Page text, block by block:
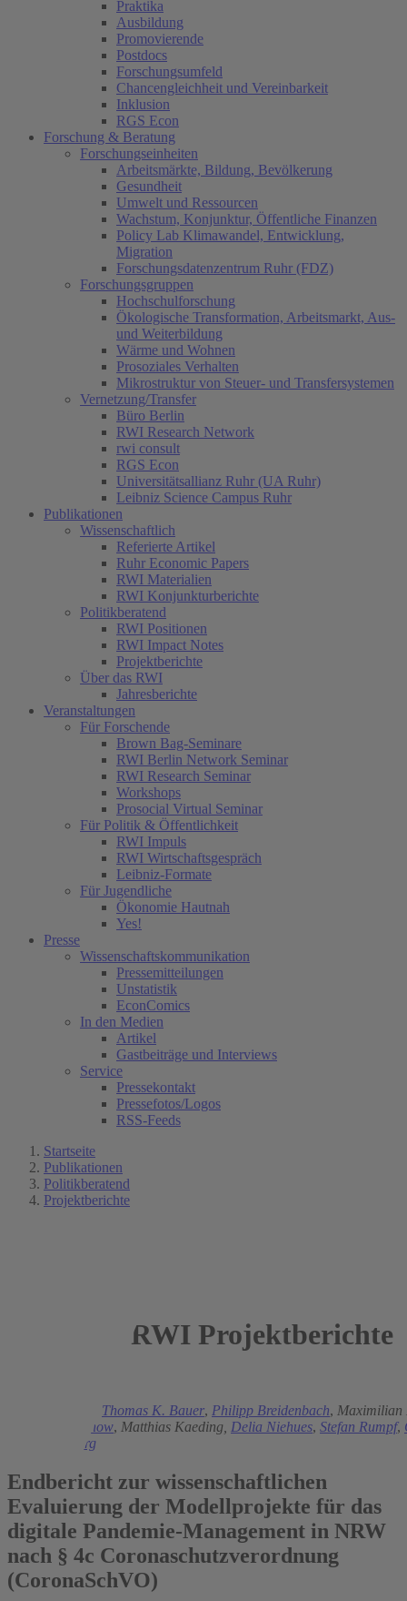
Praktika
Ausbildung
Promovierende
Postdocs
Forschungsumfeld
Chancengleichheit und Vereinbarkeit
Inklusion
RGS Econ
Forschung & Beratung
Forschungseinheiten
Arbeitsmärkte, Bildung, Bevölkerung
Gesundheit
Umwelt und Ressourcen
Wachstum, Konjunktur, Öffentliche Finanzen
Policy Lab Klimawandel, Entwicklung,
Migration
Forschungsdatenzentrum Ruhr (FDZ)
Forschungsgruppen
Hochschulforschung
Ökologische Transformation, Arbeitsmarkt, Aus-
und Weiterbildung
Wärme und Wohnen
Prosoziales Verhalten
Mikrostruktur von Steuer- und Transfersystemen
Vernetzung/Transfer
Büro Berlin
RWI Research Network
rwi consult
RGS Econ
Universitätsallianz Ruhr (UA Ruhr)
Leibniz Science Campus Ruhr
Publikationen
Wissenschaftlich
Referierte Artikel
Ruhr Economic Papers
RWI Materialien
RWI Konjunkturberichte
Politikberatend
RWI Positionen
RWI Impact Notes
Projektberichte
Über das RWI
Jahresberichte
Veranstaltungen
Für Forschende
Brown Bag-Seminare
RWI Berlin Network Seminar
RWI Research Seminar
Workshops
Prosocial Virtual Seminar
Für Politik & Öffentlichkeit
RWI Impuls
RWI Wirtschaftsgespräch
Leibniz-Formate
Für Jugendliche
Ökonomie Hautnah
Yes!
Presse
Wissenschaftskommunikation
Pressemitteilungen
Unstatistik
EconComics
In den Medien
Artikel
Gastbeiträge und Interviews
Service
Pressekontakt
Pressefotos/Logos
RSS-Feeds
Startseite
Publikationen
Politikberatend
Projektberichte
RWI Projektberichte
Thomas K. Bauer, Philipp Breidenbach,
Christian Hoenow, Matthias Kaeding, Delia Niehues, Stefan Rumpf,
Lukas Tomberg
Endbericht zur wissenschaftlichen
Evaluierung der Modellprojekte für das
digitale Pandemie-Management in NRW
nach § 4c Coronaschutzverordnung
(CoronaSchVO)